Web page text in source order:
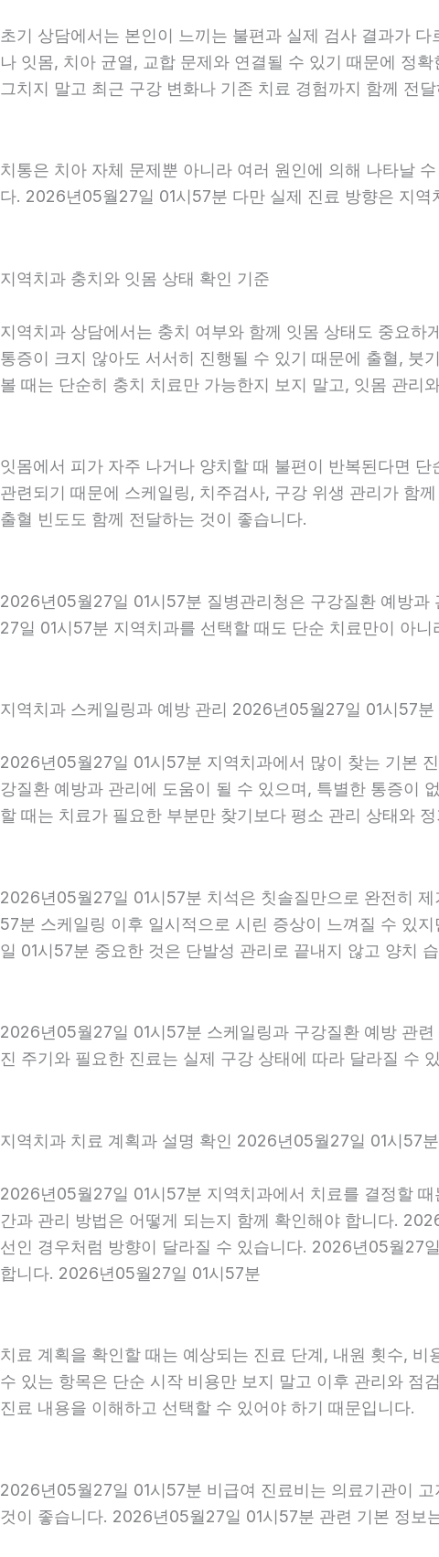
초기 상담에서는 본인이 느끼는 불편과 실제 검사 결과가
나 잇몸, 치아 균열, 교합 문제와 연결될 수 있기 때문에 정
그치지 말고 최근 구강 변화나 기존 치료 경험까지 함께 전
치통은 치아 자체 문제뿐 아니라 여러 원인에 의해 나타날
다. 2026년05월27일 01시57분 다만 실제 진료 방향은 지
지역치과 충치와 잇몸 상태 확인 기준
지역치과 상담에서는 충치 여부와 함께 잇몸 상태도 중요
통증이 크지 않아도 서서히 진행될 수 있기 때문에 출혈,
볼 때는 단순히 충치 치료만 가능한지 보지 말고, 잇몸 관
잇몸에서 피가 자주 나거나 양치할 때 불편이 반복된다면
관련되기 때문에 스케일링, 치주검사, 구강 위생 관리가 함
출혈 빈도도 함께 전달하는 것이 좋습니다.
2026년05월27일 01시57분 질병관리청은 구강질환 예방
27일 01시57분 지역치과를 선택할 때도 단순 치료만이 아
지역치과 스케일링과 예방 관리 2026년05월27일 01시57분
2026년05월27일 01시57분 지역치과에서 많이 찾는 기본
강질환 예방과 관리에 도움이 될 수 있으며, 특별한 통증이
할 때는 치료가 필요한 부분만 찾기보다 평소 관리 상태와
2026년05월27일 01시57분 치석은 칫솔질만으로 완전히
57분 스케일링 이후 일시적으로 시린 증상이 느껴질 수 있
일 01시57분 중요한 것은 단발성 관리로 끝내지 않고 양치
2026년05월27일 01시57분 스케일링과 구강질환 예방 관련
진 주기와 필요한 진료는 실제 구강 상태에 따라 달라질 수
지역치과 치료 계획과 설명 확인 2026년05월27일 01시57분
2026년05월27일 01시57분 지역치과에서 치료를 결정할
간과 관리 방법은 어떻게 되는지 함께 확인해야 합니다.
선인 경우처럼 방향이 달라질 수 있습니다. 2026년05월27
합니다. 2026년05월27일 01시57분
치료 계획을 확인할 때는 예상되는 진료 단계, 내원 횟수,
수 있는 항목은 단순 시작 비용만 보지 말고 이후 관리와 점
진료 내용을 이해하고 선택할 수 있어야 하기 때문입니다.
2026년05월27일 01시57분 비급여 진료비는 의료기관이
것이 좋습니다. 2026년05월27일 01시57분 관련 기본 정보